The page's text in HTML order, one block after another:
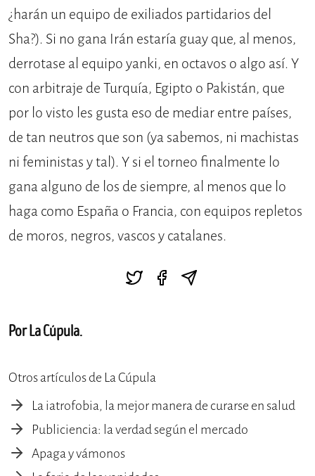
¿harán un equipo de exiliados partidarios del
Sha?). Si no gana Irán estaría guay que, al menos,
derrotase al equipo yanki, en octavos o algo así. Y
con arbitraje de Turquía, Egipto o Pakistán, que
por lo visto les gusta eso de mediar entre países,
de tan neutros que son (ya sabemos, ni machistas
ni feministas y tal). Y si el torneo finalmente lo
gana alguno de los de siempre, al menos que lo
haga como España o Francia, con equipos repletos
de moros, negros, vascos y catalanes.
Por La Cúpula.
Otros artículos de La Cúpula
La iatrofobia, la mejor manera de curarse en salud
Publiciencia: la verdad según el mercado
Apaga y vámonos